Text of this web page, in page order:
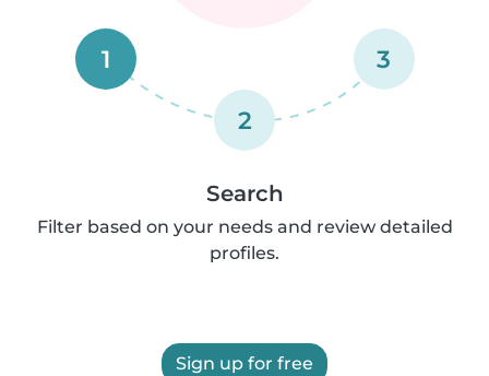
1
2
3
Search
Filter based on your needs and review detailed
profiles.
Sign up for free